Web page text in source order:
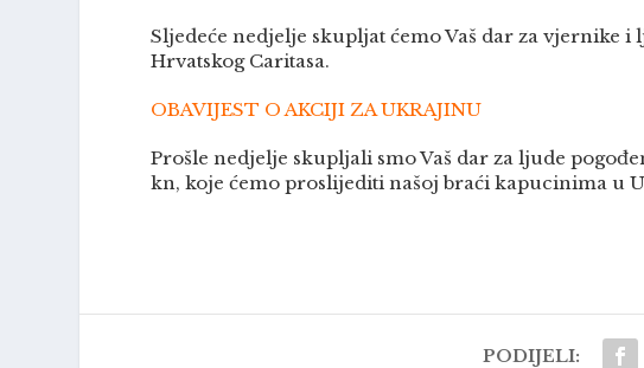
Sljedeće nedjelje skupljat ćemo Vaš dar za vjernike
Hrvatskog Caritasa.
OBAVIJEST O AKCIJI ZA UKRAJINU
Prošle nedjelje skupljali smo Vaš dar za ljude
kn, koje ćemo proslijediti našoj braći kapucinima u
PODIJELI: